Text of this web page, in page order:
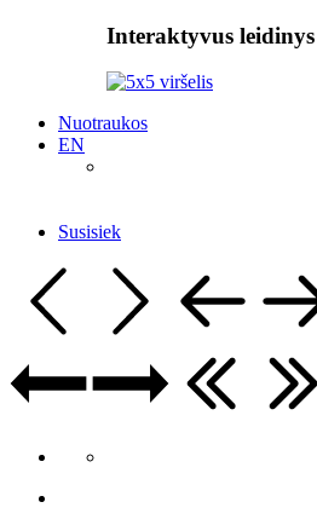
Interaktyvus leidinys
Nuotraukos
EN
Susisiek